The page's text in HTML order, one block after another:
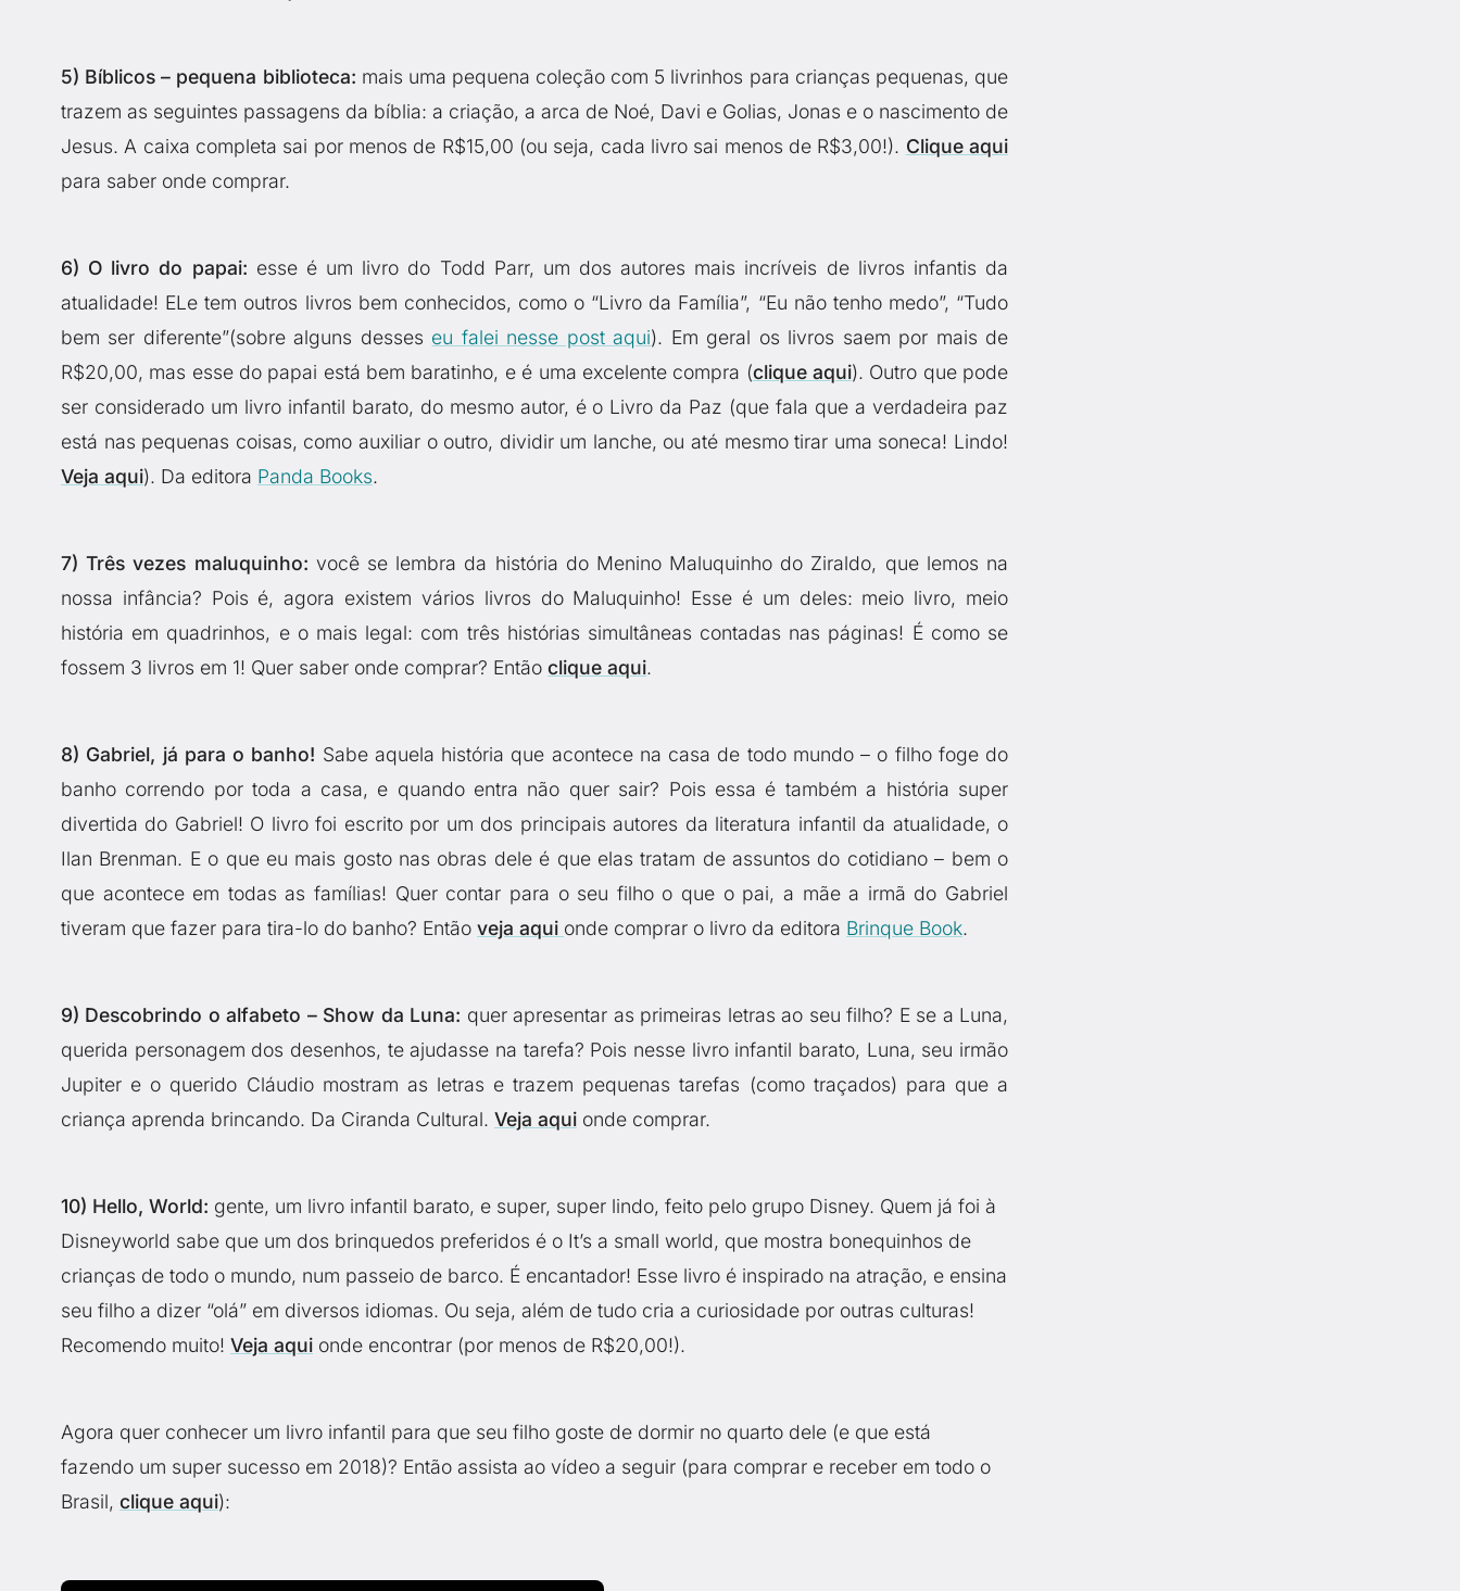
5) Bíblicos – pequena biblioteca: mais uma pequena coleção com 5 livrinhos para crianças pequenas, que
trazem as seguintes passagens da bíblia: a criação, a arca de Noé, Davi e Golias, Jonas e o nascimento de
Jesus. A caixa completa sai por menos de R$15,00 (ou seja, cada livro sai menos de R$3,00!). Clique aqui
para saber onde comprar.
6) O livro do papai: esse é um livro do Todd Parr, um dos autores mais incríveis de livros infantis da
atualidade! ELe tem outros livros bem conhecidos, como o “Livro da Família”, “Eu não tenho medo”, “Tudo
bem ser diferente”(sobre alguns desses eu falei nesse post aqui). Em geral os livros saem por mais de
R$20,00, mas esse do papai está bem baratinho, e é uma excelente compra (clique aqui). Outro que pode
ser considerado um livro infantil barato, do mesmo autor, é o Livro da Paz (que fala que a verdadeira paz
está nas pequenas coisas, como auxiliar o outro, dividir um lanche, ou até mesmo tirar uma soneca! Lindo!
Veja aqui). Da editora Panda Books.
7) Três vezes maluquinho: você se lembra da história do Menino Maluquinho do Ziraldo, que lemos na
nossa infância? Pois é, agora existem vários livros do Maluquinho! Esse é um deles: meio livro, meio
história em quadrinhos, e o mais legal: com três histórias simultâneas contadas nas páginas! É como se
fossem 3 livros em 1! Quer saber onde comprar? Então clique aqui.
8) Gabriel, já para o banho! Sabe aquela história que acontece na casa de todo mundo – o filho foge do
banho correndo por toda a casa, e quando entra não quer sair? Pois essa é também a história super
divertida do Gabriel! O livro foi escrito por um dos principais autores da literatura infantil da atualidade, o
Ilan Brenman. E o que eu mais gosto nas obras dele é que elas tratam de assuntos do cotidiano – bem o
que acontece em todas as famílias! Quer contar para o seu filho o que o pai, a mãe a irmã do Gabriel
tiveram que fazer para tira-lo do banho? Então veja aqui onde comprar o livro da editora Brinque Book.
9) Descobrindo o alfabeto – Show da Luna: quer apresentar as primeiras letras ao seu filho? E se a Luna,
querida personagem dos desenhos, te ajudasse na tarefa? Pois nesse livro infantil barato, Luna, seu irmão
Jupiter e o querido Cláudio mostram as letras e trazem pequenas tarefas (como traçados) para que a
criança aprenda brincando. Da Ciranda Cultural. Veja aqui onde comprar.
10) Hello, World: gente, um livro infantil barato, e super, super lindo, feito pelo grupo Disney. Quem já foi à
Disneyworld sabe que um dos brinquedos preferidos é o It’s a small world, que mostra bonequinhos de
crianças de todo o mundo, num passeio de barco. É encantador! Esse livro é inspirado na atração, e ensina
seu filho a dizer “olá” em diversos idiomas. Ou seja, além de tudo cria a curiosidade por outras culturas!
Recomendo muito! Veja aqui onde encontrar (por menos de R$20,00!).
Agora quer conhecer um livro infantil para que seu filho goste de dormir no quarto dele (e que está
fazendo um super sucesso em 2018)? Então assista ao vídeo a seguir (para comprar e receber em todo o
Brasil, clique aqui):